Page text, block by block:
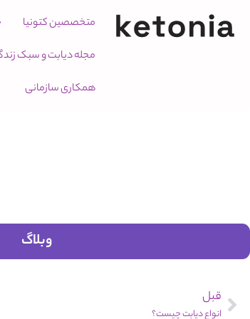
متخصصین کتونیا
مجله دیابت و سبک
همکاری سازمانی
وبلاگ
قبل
انواع دیابت چیست؟